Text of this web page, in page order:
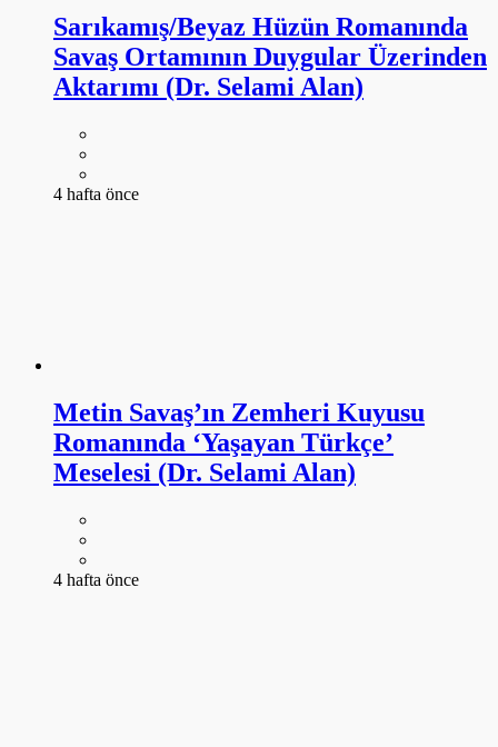
Sarıkamış/Beyaz Hüzün Romanında
Savaş Ortamının Duygular Üzerinden
Aktarımı (Dr. Selami Alan)
4 hafta önce
Metin Savaş’ın Zemheri Kuyusu
Romanında ‘Yaşayan Türkçe’
Meselesi (Dr. Selami Alan)
4 hafta önce